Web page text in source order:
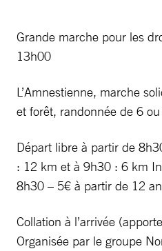
Grande marche pour les
13h00
L’Amnestienne, marche
et forêt, randonnée de 6
Départ libre à partir de
: 12 km et à 9h30 : 6 km
8h30 – 5€ à partir de 12
Collation à l’arrivée
Organisée par le groupe